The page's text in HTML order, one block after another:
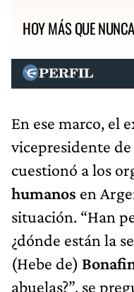
HOY MÁS QUE NUNCA
En ese marco, el
vicepresidente de
cuestionó a los
humanos en
situación. “Han
¿dónde están la
(Hebe de)
abuelas?”, se